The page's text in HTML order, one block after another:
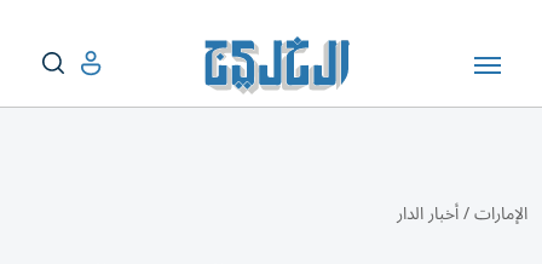
الإمارات/أخبار الدار